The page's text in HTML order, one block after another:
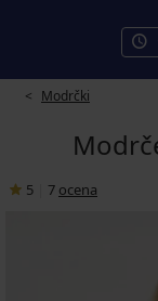
Modrčki
5 7 ocena